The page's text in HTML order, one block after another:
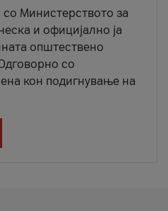
Министерството за
и официјално ја
општествено
со
кон подигнување на